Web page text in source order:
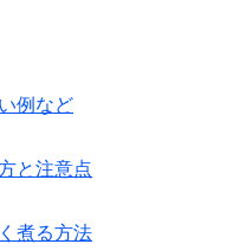
例など
と注意点
煮る方法